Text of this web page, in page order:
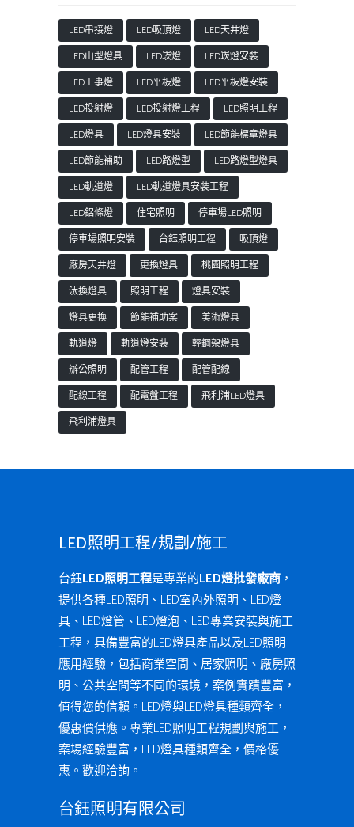
LED串接燈 LED吸頂燈
LED天井燈
LED山型燈具
LED崁燈
LED崁燈安裝
LED工事燈
LED平板燈
LED平板燈安裝
LED投射燈
LED投射燈工程
LED照明工程
LED燈具
LED燈具安裝
LED節能標章燈具
LED節能補助
LED路燈型
LED路燈型燈具
LED軌道燈
LED軌道燈具安裝工程
LED鋁條燈
住宅照明
停車場LED照明
停車場照明安裝
台鈺照明工程
吸頂燈
廠房天井燈
更換燈具
桃園照明工程
汰換燈具
照明工程
燈具安裝
燈具更換
節能補助案
美術燈具
軌道燈
軌道燈安裝
輕鋼架燈具
辦公照明
配管工程
配管配線
配線工程
配電盤工程
飛利浦LED燈具
飛利浦燈具
LED照明工程/規劃/施工
台鈺LED照明工程是專業的LED燈批發廠商 ，
提供各種LED照明、LED室內外照明、LED燈
具、LED燈管、LED燈泡、LED專業安裝與施工
工程，具備豐富的LED燈具產品以及LED照明
應用經驗，包括商業空間、居家照明、廠房照
明、公共空間等不同的環境，案例實蹟豐富，
值得您的信賴。LED燈與LED燈具種類齊全，
優惠價供應。專業LED照明工程規劃與施工，
案場經驗豐富，LED燈具種類齊全，價格優
惠。歡迎洽詢。
台鈺照明有限公司